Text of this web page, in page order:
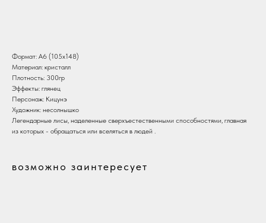
Формат: А6 (105х148)
Материал: кристалл
Плотность: 300гр
Эффекты: глянец
Персонаж: Кицунэ
Художник: несолнышко
Легендарные лисы, наделенные сверхъестественными способностями, главная
из которых - обращаться или вселяться в людей .
возможно заинтересует